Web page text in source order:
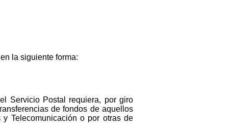
la siguiente forma:
Servicio Postal requiera, por giro
de fondos de aquellos
Telecomunicación o por otras de